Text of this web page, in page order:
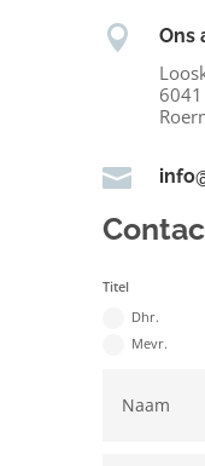
 Ons
6041

Titel
Dhr.
Mevr.